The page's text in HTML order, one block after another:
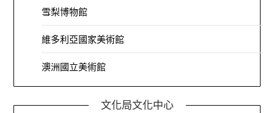
雪梨博物館
維多利亞國家美術館
澳洲國立美術館
文化局文化中心